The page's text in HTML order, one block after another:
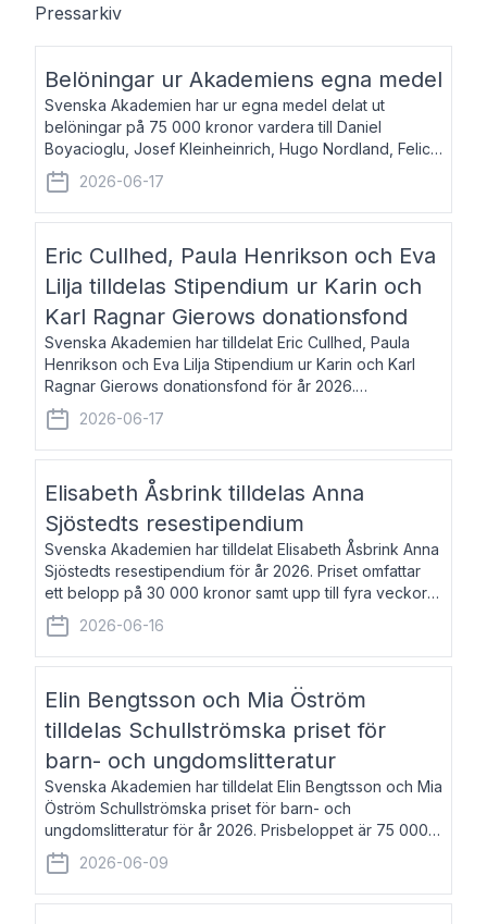
Pressarkiv
Belöningar ur Akademiens egna medel
Svenska Akademien har ur egna medel delat ut
belöningar på 75 000 kronor vardera till Daniel
Boyacioglu, Josef Kleinheinrich, Hugo Nordland, Felicia
Stenroth och Svante Strandberg. Daniel Boyacioglu,
född 1981, är poet och scenartist. Josef
2026-06-17
Eric Cullhed, Paula Henrikson och Eva
Lilja tilldelas Stipendium ur Karin och
Karl Ragnar Gierows donationsfond
Svenska Akademien har tilldelat Eric Cullhed, Paula
Henrikson och Eva Lilja Stipendium ur Karin och Karl
Ragnar Gierows donationsfond för år 2026.
Stipendiebeloppet är på 70 000 kronor vardera. Eric
Cullhed, född 1985, är professor i grekis
2026-06-17
Elisabeth Åsbrink tilldelas Anna
Sjöstedts resestipendium
Svenska Akademien har tilldelat Elisabeth Åsbrink Anna
Sjöstedts resestipendium för år 2026. Priset omfattar
ett belopp på 30 000 kronor samt upp till fyra veckors
fri vistelse i Akademiens lägenhet i Berlin. Elisabeth
Åsbrink, född 1965 oc
2026-06-16
Elin Bengtsson och Mia Öström
tilldelas Schullströmska priset för
barn- och ungdomslitteratur
Svenska Akademien har tilldelat Elin Bengtsson och Mia
Öström Schullströmska priset för barn- och
ungdomslitteratur för år 2026. Prisbeloppet är 75 000
kronor vardera. Elin Bengtsson, född 1987, är författare
och forskare i genusvetenskap.
2026-06-09